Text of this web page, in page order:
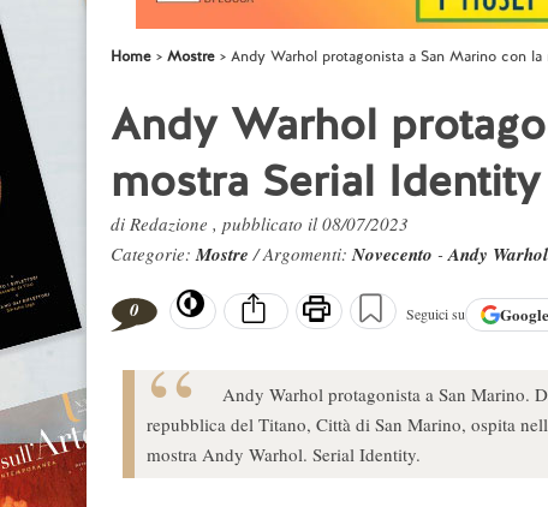
Home Mostre Andy Warhol protagonista a San Marino con
Andy Warhol
mostra Serial Identity
di Redazione , pubblicato il 08/07/2023
Categorie:Mostre/ Argomenti:Novecento -Andy Warhol
0 Seguici su Google
Andy Warhol protagonista a San Marino.
repubblica del Titano, Città di San Marino, ospita
mostra Andy Warhol. Serial Identity.